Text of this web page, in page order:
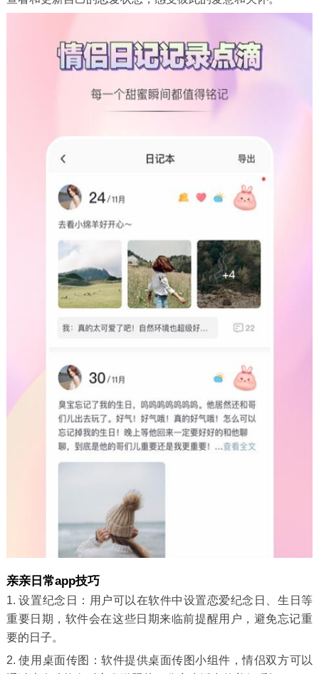
亲亲日常app技巧
1. 设置纪念日：用户可以在软件中设置恋爱纪念日、生日等
重要日期，软件会在这些日期来临前提醒用户，避免忘记重
要的日子。
2. 使用桌面传图：软件提供桌面传图小组件，情侣双方可以